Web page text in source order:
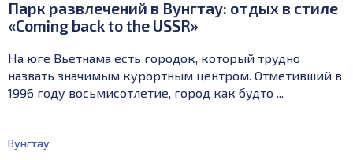
Парк развлечений в Вунгтау: отдых в стиле
«Coming back to the USSR»
На юге Вьетнама есть городок, который трудно
назвать значимым курортным центром. Отметивший в
1996 году восьмисотлетие, город как будто ...
Вунгтау